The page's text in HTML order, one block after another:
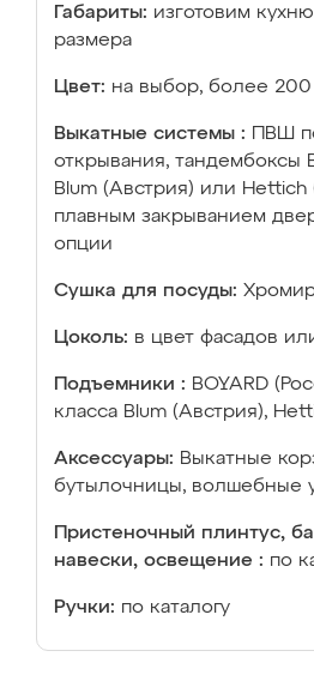
Габариты: изготовим
размера
Цвет: на выбор, более 200
Выкатные системы :
ПВШ
открывания, тандембоксы
Blum (Австрия) или Hettich
плавным закрыванием
опции
Сушка для посуды:
Цоколь: в цвет фасадов
Подъемники : BOYARD
класса Blum (Австрия),
Аксессуары: Выкатные
бутылочницы, волшебные
Пристеночный плинтус,
навески, освещение : по
Ручки: по каталогу